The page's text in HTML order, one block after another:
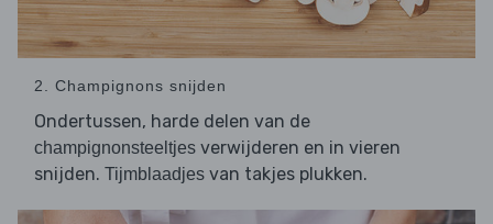
2. Champignons snijden
Ondertussen, harde delen van de
champignonsteeltjes verwijderen en in vieren
snijden. Tijmblaadjes van takjes plukken.